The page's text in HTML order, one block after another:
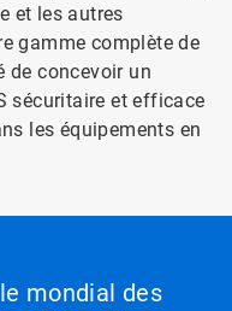
et les autres
gamme complète de
de concevoir un
sécuritaire et efficace
les équipements en
mondial des